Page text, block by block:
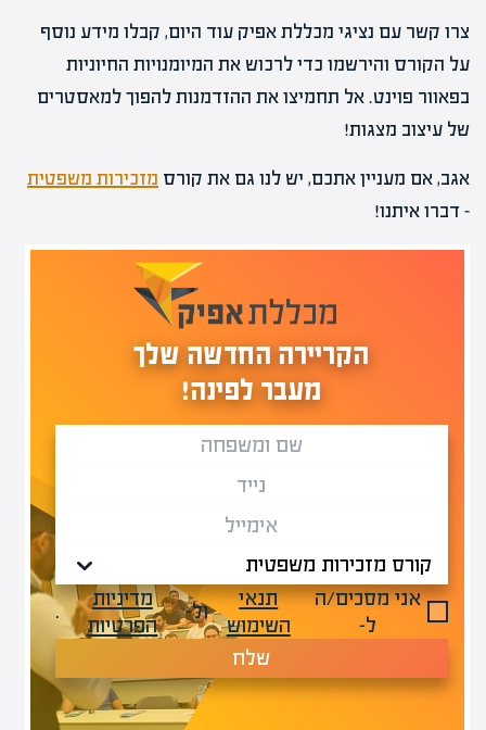
צרו קשר עם נציגי מכללת אפיק עוד היום, קבלו מידע נוסף
על הקורס והירשמו כדי לרכוש את המיומנויות החיוניות
בפאוור פוינט. אל תחמיצו את ההזדמנות להפוך למאסטרים
של עיצוב מצגות!
אגב, אם מעניין אתכם, יש לנו גם את קורס מזכירות משפטית
– דברו איתנו!
הקריירה החדשה שלך
מעבר לפינה!
אני מסכים/ה
ל-
תנאי
השימוש
ול-
מדיניות
הפרטיות
.
שלח